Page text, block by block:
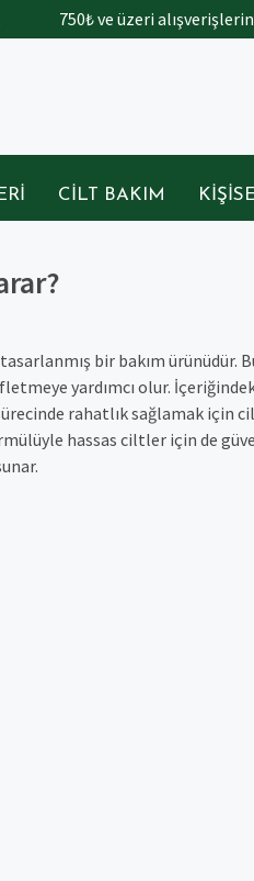
750₺ ve üzeri
CILT BAKIM
bir bakım ürünüdür.
yardımcı olur.
rahatlık sağlamak için
hassas ciltler için de